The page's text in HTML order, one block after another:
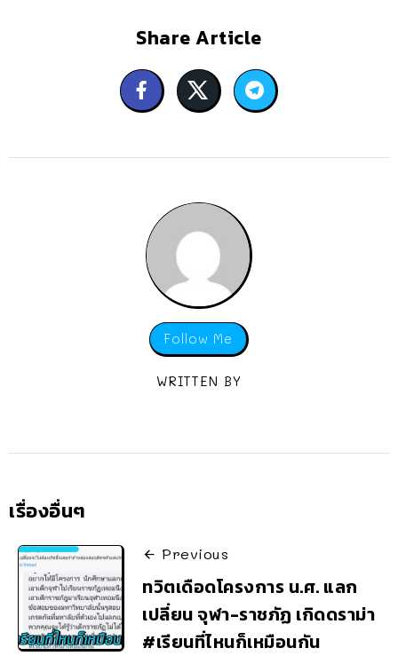
Share Article
Follow Me
WRITTEN BY
เรื่องอื่นๆ
Previous
ทวิตเดือดโครงการ น.ศ. แลก
เปลี่ยน จุฬา-ราชภัฏ เกิดดราม่า
#เรียนที่ไหนก็เหมือนกัน